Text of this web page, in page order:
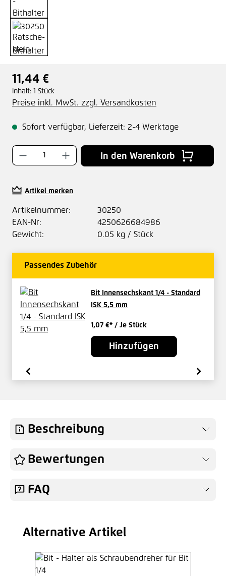
Regulärer Preis:
11,44 €
Inhalt: 1 Stück
Preise inkl. MwSt. zzgl. Versandkosten
Sofort verfügbar, Lieferzeit: 2-4 Werktage
Produkt Anzahl: Gib den gewünschten
In den Warenkorb
Artikel merken
Artikelnummer:
30250
EAN-Nr:
4250626684986
Gewicht:
0.05 kg / Stück
Passendes Zubehör
Bit Innensechskant 1/4 - Standard
ISK 5,5 mm
1,07 €* / Je Stück
Hinzufügen
Beschreibung
Bewertungen
FAQ
Produktgalerie überspringen
Alternative Artikel